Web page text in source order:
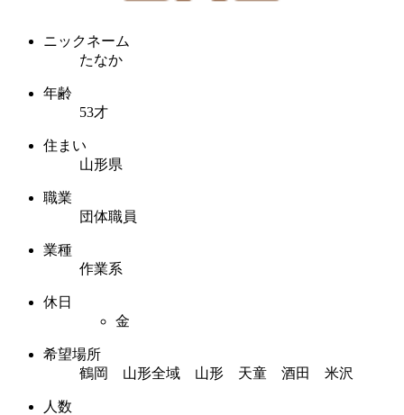
ニックネーム
たなか
年齢
53才
住まい
山形県
職業
団体職員
業種
作業系
休日
金
希望場所
鶴岡 山形全域 山形 天童 酒田 米沢
人数